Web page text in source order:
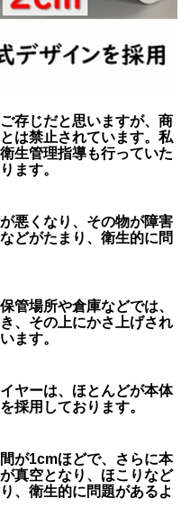
存じだと思いますが、商
は禁止されています。私
生管理指導も行っていた
ます。
悪くなり、その物が障害
どがたまり、衛生的に問
管場所や倉庫などでは、
、その上にかさ上げされ
ます。
ヤーは、ほとんどが本体
採用しております。
が1cmほどで、さらに本
真空となり、ほこりなど
、衛生的に問題があるよ